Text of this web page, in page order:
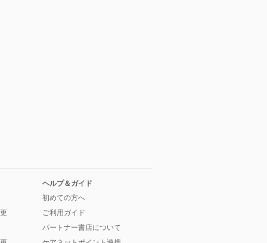
ヘルプ＆ガイド
初めての方へ
ご利用ガイド
パートナー書店について